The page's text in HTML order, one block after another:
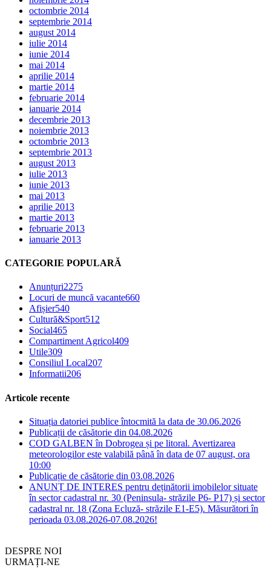
octombrie 2014
septembrie 2014
august 2014
iulie 2014
iunie 2014
mai 2014
aprilie 2014
martie 2014
februarie 2014
ianuarie 2014
decembrie 2013
noiembrie 2013
octombrie 2013
septembrie 2013
august 2013
iulie 2013
iunie 2013
mai 2013
aprilie 2013
martie 2013
februarie 2013
ianuarie 2013
CATEGORIE POPULARĂ
Anunțuri2275
Locuri de muncă vacante660
Afișier540
Cultură&Sport512
Social465
Compartiment Agricol409
Utile309
Consiliul Local207
Informatii206
Articole recente
Situația datoriei publice întocmită la data de 30.06.2026
Publicații de căsătorie din 04.08.2026
COD GALBEN în Dobrogea și pe litoral. Avertizarea
meteorologilor este valabilă până în data de 07 august, ora
10:00
Publicație de căsătorie din 03.08.2026
ANUNȚ DE INTERES pentru deținătorii imobilelor situate
în sector cadastral nr. 30 (Peninsula- străzile P6- P17) și sector
cadastral nr. 18 (Zona Ecluză- străzile E1-E5). Măsurători în
perioada 03.08.2026-07.08.2026!
DESPRE NOI
URMAȚI-NE